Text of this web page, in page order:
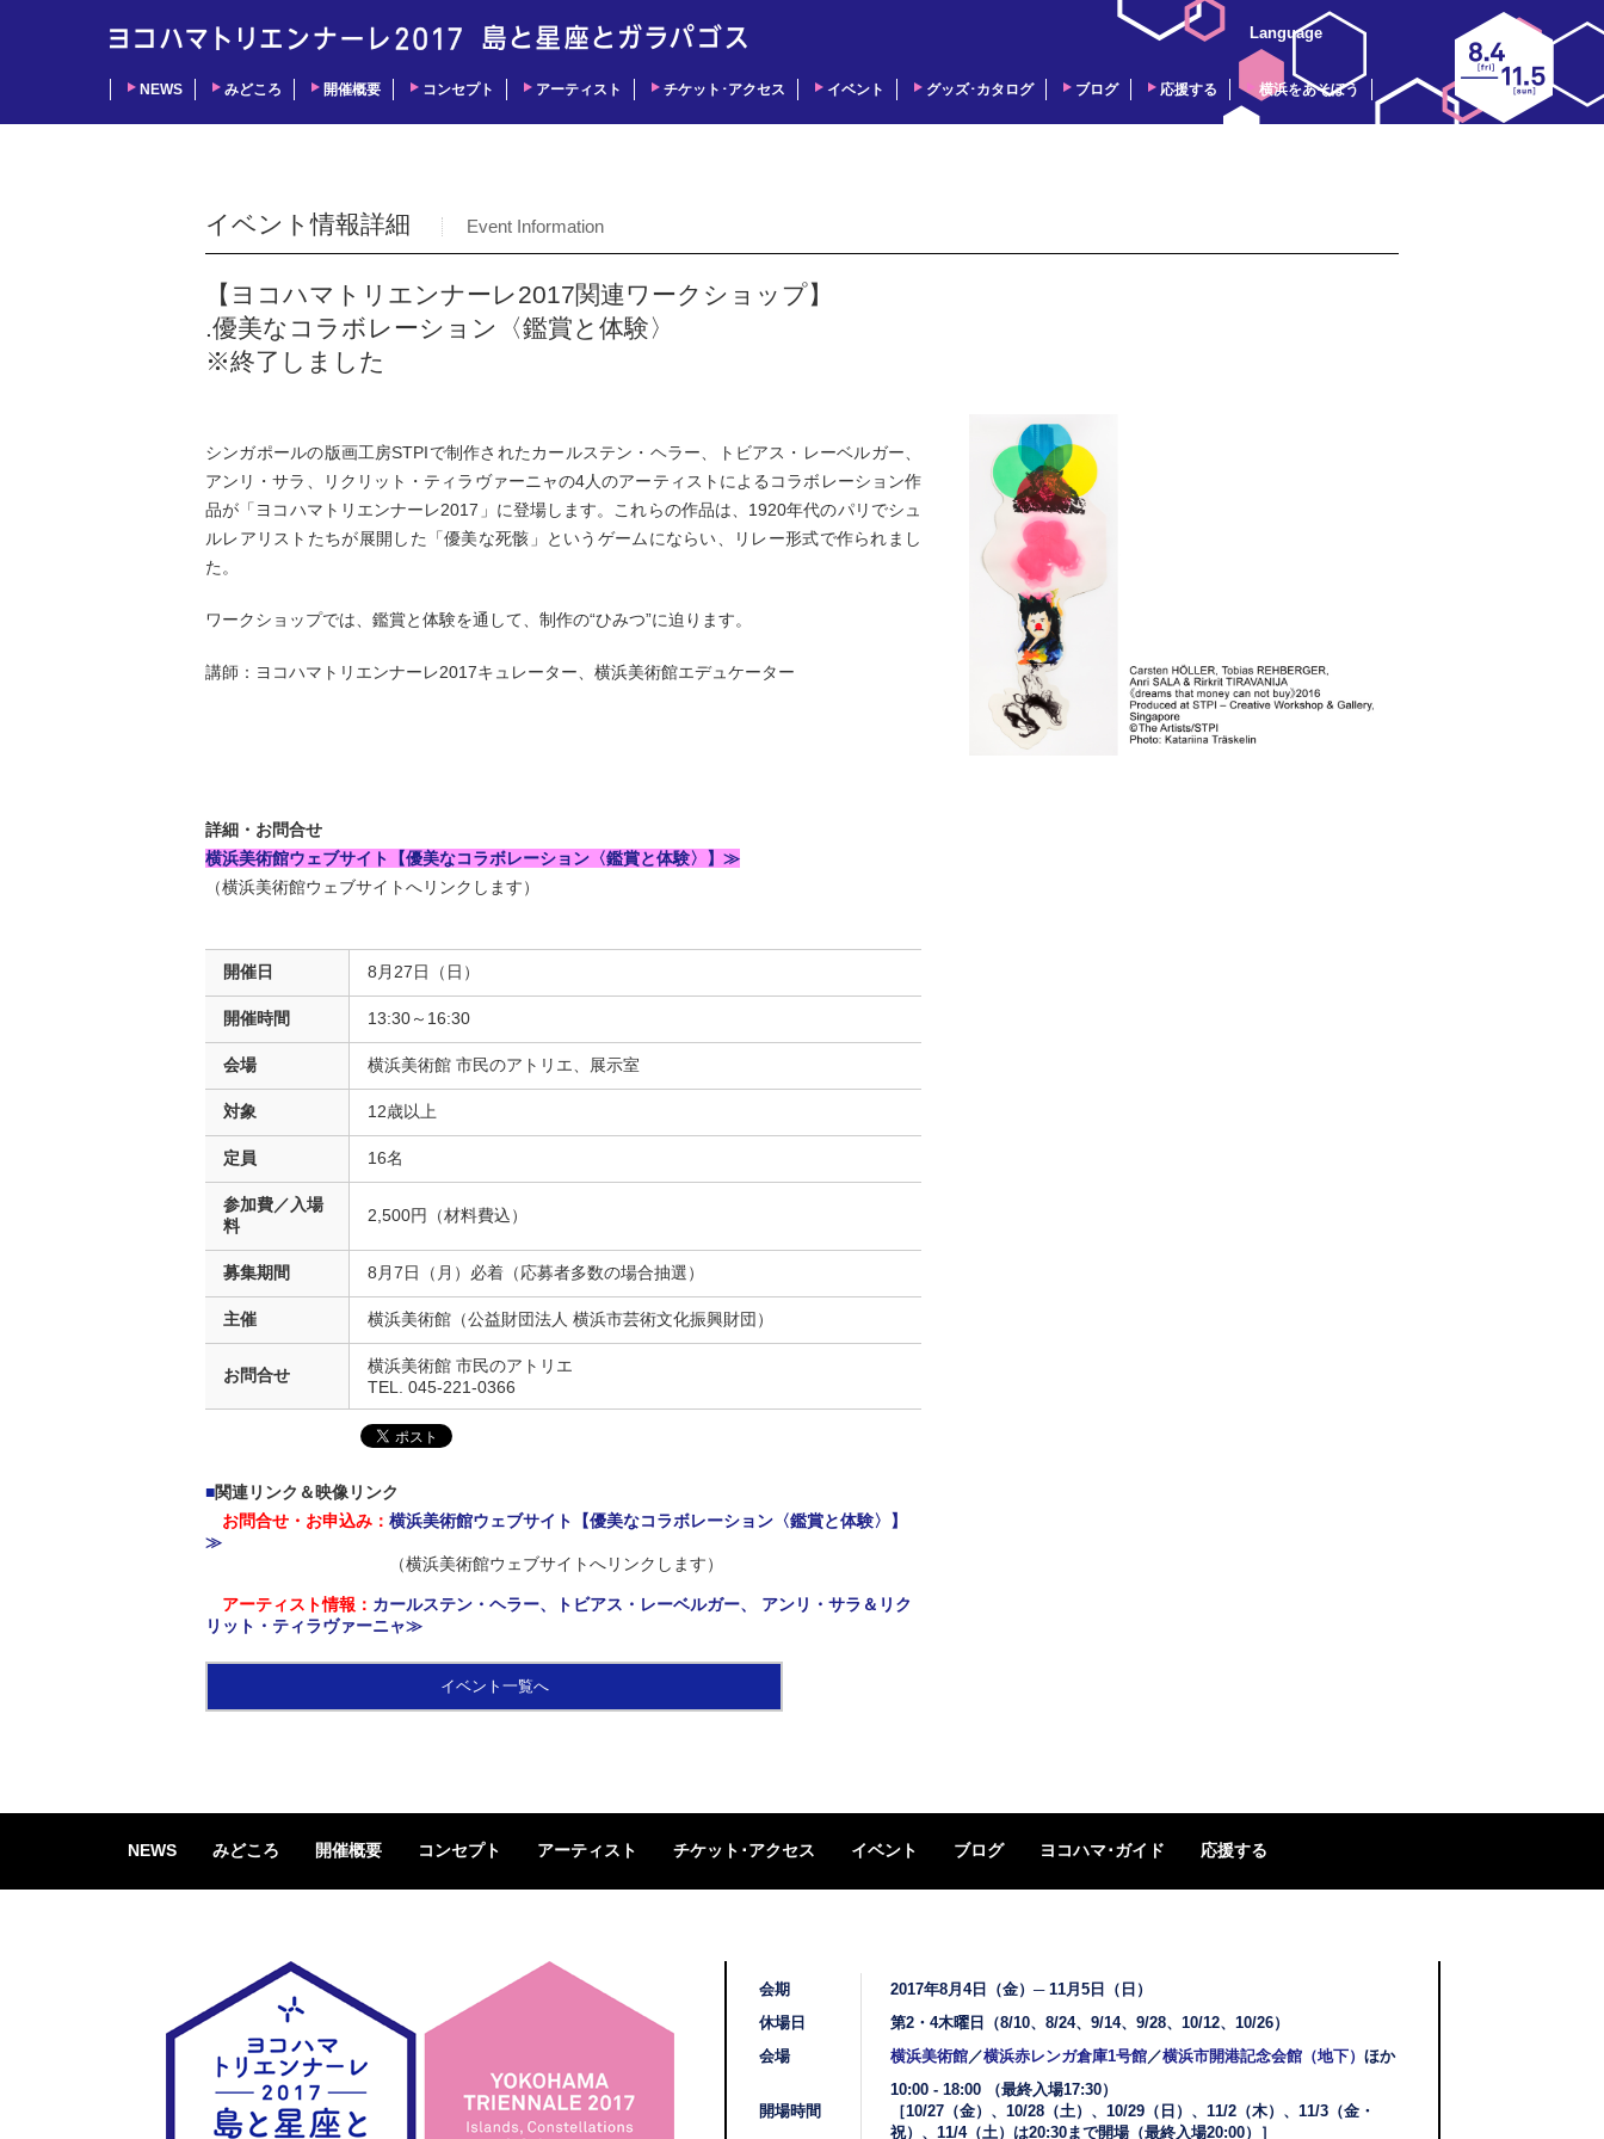
NEWS みどころ 開催概要 コンセプト アーティスト チケット･アクセス イベント グッズ･カタログ ブログ 応援する 横浜をあそぼう
Language
イベント情報詳細 Event Information
【ヨコハマトリエンナーレ2017関連ワークショップ】
.優美なコラボレーション〈鑑賞と体験〉
※終了しました
シンガポールの版画工房STPIで制作されたカールステン・ヘラー、トビアス・レーベルガー、
アンリ・サラ、リクリット・ティラヴァーニャの4人のアーティストによるコラボレーション作
品が「ヨコハマトリエンナーレ2017」に登場します。これらの作品は、1920年代のパリでシュ
ルレアリストたちが展開した「優美な死骸」というゲームにならい、リレー形式で作られまし
た。
ワークショップでは、鑑賞と体験を通して、制作の“ひみつ”に迫ります。
講師：ヨコハマトリエンナーレ2017キュレーター、横浜美術館エデュケーター
詳細・お問合せ
横浜美術館ウェブサイト【優美なコラボレーション〈鑑賞と体験〉】 ≫
（横浜美術館ウェブサイトへリンクします）
開催日 8月27日（日）
開催時間 13:30～16:30
会場 横浜美術館 市民のアトリエ、展示室
対象 12歳以上
定員 16名
参加費／入場
料
2,500円（材料費込）
募集期間 8月7日（月）必着（応募者多数の場合抽選）
主催 横浜美術館（公益財団法人 横浜市芸術文化振興財団）
お問合せ
横浜美術館 市民のアトリエ
TEL. 045-221-0366
■関連リンク＆映像リンク
お問合せ・お申込み： 横浜美術館ウェブサイト【優美なコラボレーション〈鑑賞と体験〉】
≫
（横浜美術館ウェブサイトへリンクします）
アーティスト情報： カールステン・ヘラー、トビアス・レーベルガー、 アンリ・サラ＆リク
リット・ティラヴァーニャ≫
イベント一覧へ
NEWS みどころ 開催概要 コンセプト アーティスト チケット･アクセス イベント ブログ ヨコハマ･ガイド 応援する
会期
2017年8月4日（金）─ 11月5日（日）
休場日
第2・4木曜日（8/10、8/24、9/14、9/28、10/12、10/26）
会場
横浜美術館／横浜赤レンガ倉庫1号館／横浜市開港記念会館（地下） ほか
開場時間
10:00 - 18:00 （最終入場17:30）
［10/27（金）、10/28（土）、10/29（日）、11/2（木）、11/3（金・
祝）、11/4（土）は20:30まで開場（最終入場20:00）］